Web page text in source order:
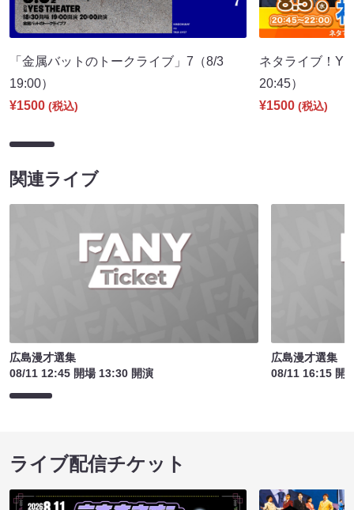
「金属バットのトークライブ」7（8/3
19:00）
¥1500 (税込)
ネタライブ！
20:45）
¥1500 (税込)
関連ライブ
広島漫才選集
08/11 12:45 開場 13:30 開演
広島漫才選集
08/11 16:15 開
ライブ配信チケット